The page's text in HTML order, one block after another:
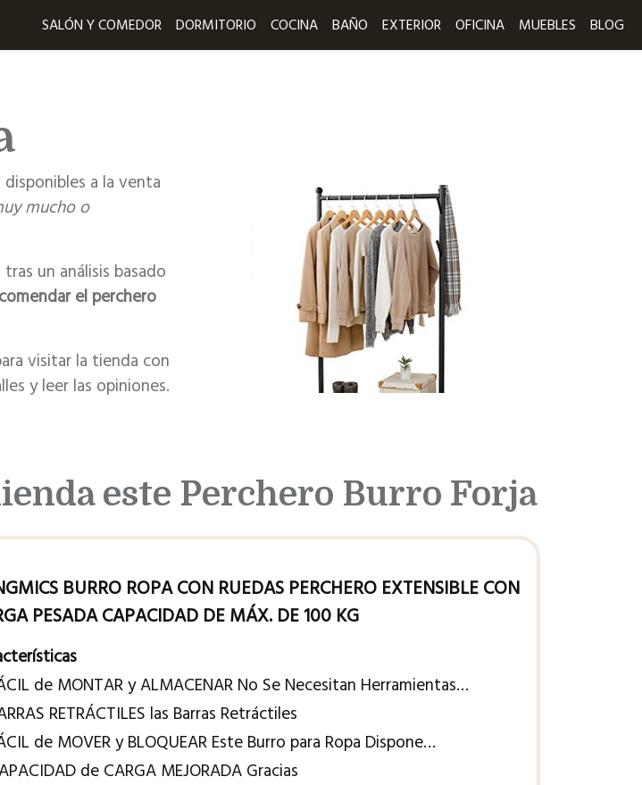
SALÓN Y COMEDOR DORMITORIO COCINA BAÑO EXTERIOR OFICINA MUEBLES BLOG
disponibles a la venta
mucho o
un análisis basado
el perchero
visitar la tienda con
y leer las opiniones.
este Perchero Burro Forja
BURRO ROPA CON RUEDAS PERCHERO EXTENSIBLE CON
PESADA CAPACIDAD DE MÁX. DE 100 KG
de MONTAR y ALMACENAR No Se Necesitan Herramientas…
RETRÁCTILES las Barras Retráctiles
de MOVER y BLOQUEAR Este Burro para Ropa Dispone…
de CARGA MEJORADA Gracias